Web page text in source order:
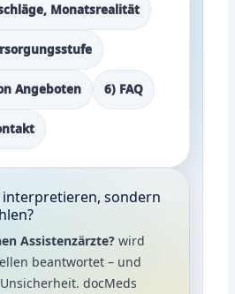
Monatsrealität
Angeboten 6) FAQ
sondern
Assistenzärzte? wird
beantwortet – und
docMeds